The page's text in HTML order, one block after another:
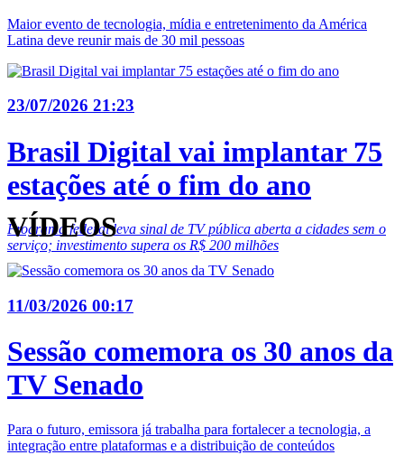
Maior evento de tecnologia, mídia e entretenimento da América
Latina deve reunir mais de 30 mil pessoas
23/07/2026 21:23
Brasil Digital vai implantar 75
estações até o fim do ano
Programa federal leva sinal de TV pública aberta a cidades sem o
serviço; investimento supera os R$ 200 milhões
VÍDEOS
11/03/2026 00:17
Sessão comemora os 30 anos da
TV Senado
Para o futuro, emissora já trabalha para fortalecer a tecnologia, a
integração entre plataformas e a distribuição de conteúdos